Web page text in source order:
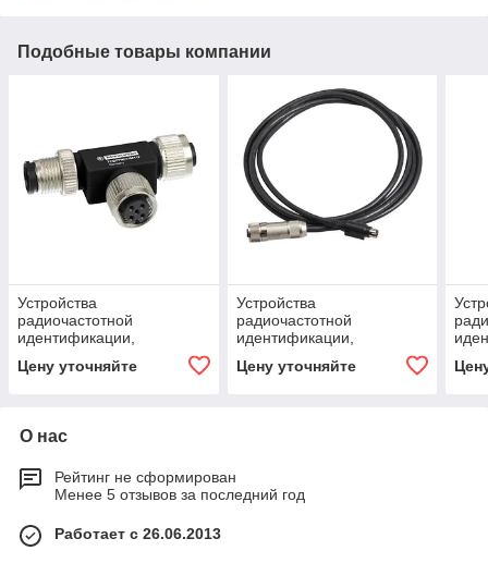
Подобные товары компании
Устройства
радиочастотной
идентификации,
подключений, Т-образный
Цену уточняйте
Устройства
радиочастотной
идентификации,
подключений
Цену уточняйте
О нас
Рейтинг не сформирован
Менее 5 отзывов за последний год
Работает с 26.06.2013